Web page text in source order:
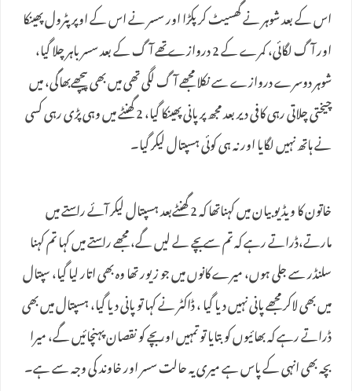
اس کے بعد شوہر نے گھسیٹ کر پکڑا اور سسر نے اس کے اوپر پٹرول پھینکا
اور آگ لگائی، کمرے کے 2 دروازے تھے آگ کے بعد سسر باہر چلا گیا،
شوہر دوسرے دروازے سے نکلا مجھے آگ لگی تھی میں بھی پیچھےبھاگی، میں
چیختی چلاتی رہی کافی دیر بعد مجھ پر پانی پھینکا گیا، 2 گھنٹے میں وہی پڑی رہی کسی
نے ہاتھ نہیں لگایا اور نہ ہی کوئی ہسپتال لیکر گیا۔
خاتون کا ویڈیو بیان میں کہناتھا کہ 2 گھنٹےبعد ہسپتال لیکر آئے راستے میں
مارتے،ڈراتے رہے کہ تم سے بچے لے لیں گے، مجھے راستے میں کہا تم کہنا
سلنڈر سے جلی ہوں، میرے کانوں میں جو زیور تھا وہ بھی اتار لیا گیا، سپتال
میں بھی لاکر مجھے پانی نہیں دیا گیا ، ڈاکٹر نے کہا تو پانی دیا گیا، ہسپتال میں بھی
ڈراتے رہے کہ بھائیوں کو بتایا تو تمہیں اور بچے کو نقصان پہنچائیں گے، میرا
بچہ بھی انہی کے پاس ہے میری یہ حالت سسر اور خاوند کی وجہ سے ہے۔